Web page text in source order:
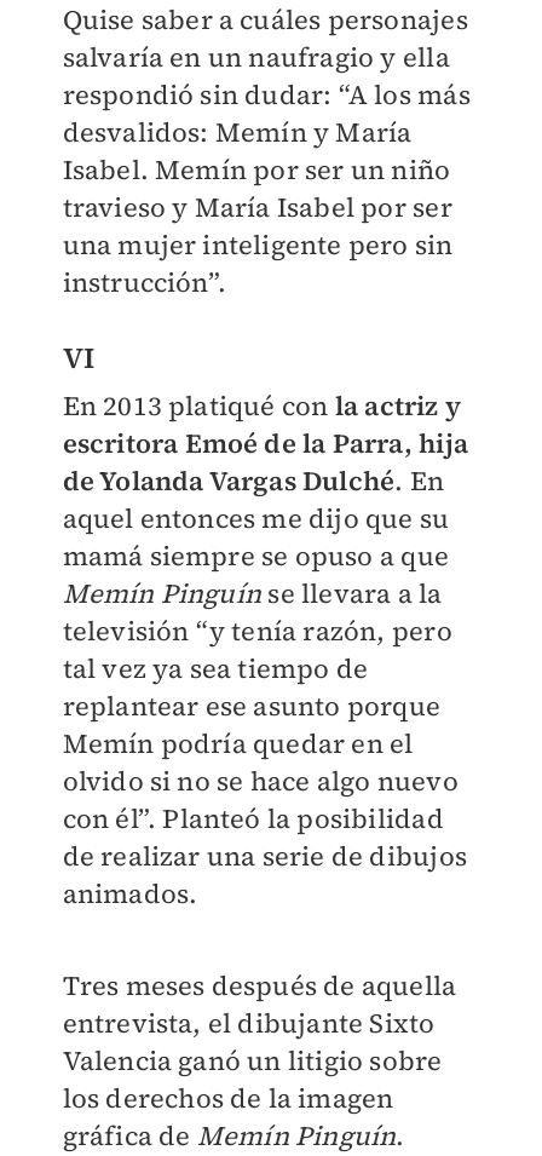
Quise saber a cuáles personajes
salvaría en un naufragio y ella
respondió sin dudar: “A los más
desvalidos: Memín y María
Isabel. Memín por ser un niño
travieso y María Isabel por ser
una mujer inteligente pero sin
instrucción”.
VI
En 2013 platiqué con la actriz y
escritora Emoé de la Parra, hija
de Yolanda Vargas Dulché. En
aquel entonces me dijo que su
mamá siempre se opuso a que
Memín Pinguín se llevara a la
televisión “y tenía razón, pero
tal vez ya sea tiempo de
replantear ese asunto porque
Memín podría quedar en el
olvido si no se hace algo nuevo
con él”. Planteó la posibilidad
de realizar una serie de dibujos
animados.
Tres meses después de aquella
entrevista, el dibujante Sixto
Valencia ganó un litigio sobre
los derechos de la imagen
gráfica de Memín Pinguín.